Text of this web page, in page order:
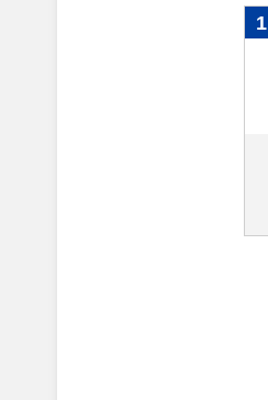
1